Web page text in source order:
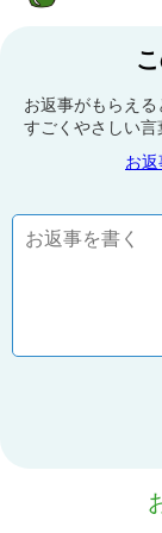
お返事がもらえ
すごくやさしい
お